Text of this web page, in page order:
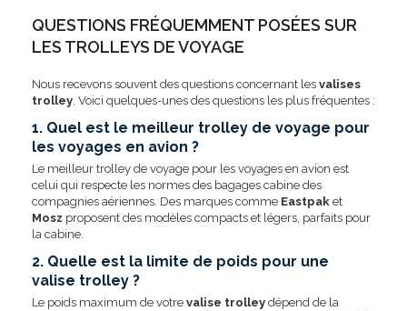
QUESTIONS FRÉQUEMMENT POSÉES SUR
LES TROLLEYS DE VOYAGE
Nous recevons souvent des questions concernant les valises
trolley. Voici quelques-unes des questions les plus fréquentes :
1. Quel est le meilleur trolley de voyage pour
les voyages en avion ?
Le meilleur trolley de voyage pour les voyages en avion est
celui qui respecte les normes des bagages cabine des
compagnies aériennes. Des marques comme Eastpak et
Mosz proposent des modèles compacts et légers, parfaits pour
la cabine.
2. Quelle est la limite de poids pour une
valise trolley ?
Le poids maximum de votre valise trolley dépend de la